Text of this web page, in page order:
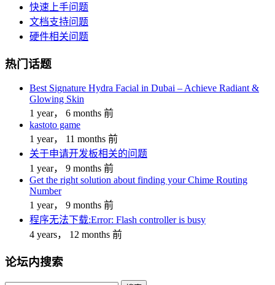
快速上手问题
文档支持问题
硬件相关问题
热门话题
Best Signature Hydra Facial in Dubai – Achieve Radiant &
Glowing Skin
1 year， 6 months 前
kastoto game
1 year， 11 months 前
关于申请开发板相关的问题
1 year， 9 months 前
Get the right solution about finding your Chime Routing
Number
1 year， 9 months 前
程序无法下载:Error: Flash controller is busy
4 years， 12 months 前
论坛内搜索